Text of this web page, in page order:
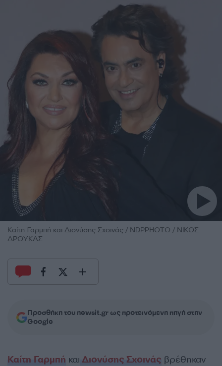
Καίτη Γαρμπή και Διονύσης Σχοινάς / NDPPHOTO / ΝΙΚΟΣ
ΔΡΟΥΚΑΣ
Προσθήκη του newsit.gr ως προτεινόμενη πηγή στην
Google
Καίτη Γαρμπή και Διονύσης Σχοινάς βρέθηκαν